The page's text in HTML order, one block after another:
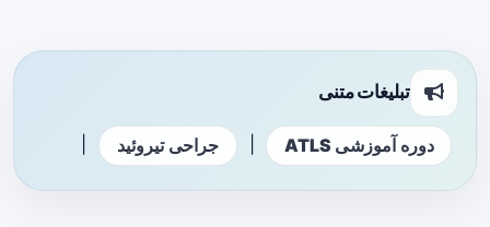
تبلیغات متنی
دوره آموزشی ATLS جراحی تیروئید